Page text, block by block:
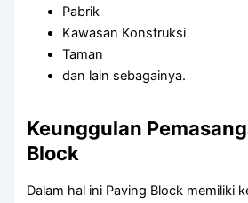
Pabrik
Kawasan Konstruksi
Taman
dan lain sebagainya.
Keunggulan
Block
Dalam hal ini Paving Block memiliki